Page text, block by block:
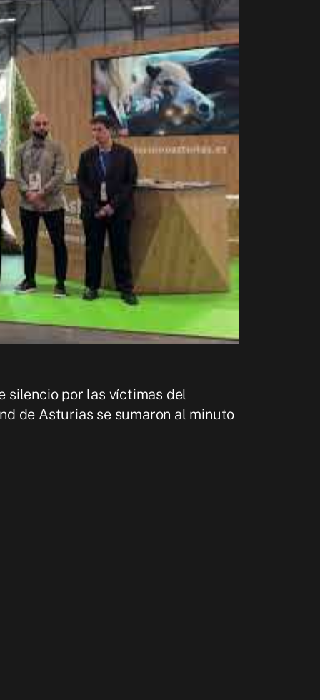
silencio por las víctimas del
de Asturias se sumaron al minuto